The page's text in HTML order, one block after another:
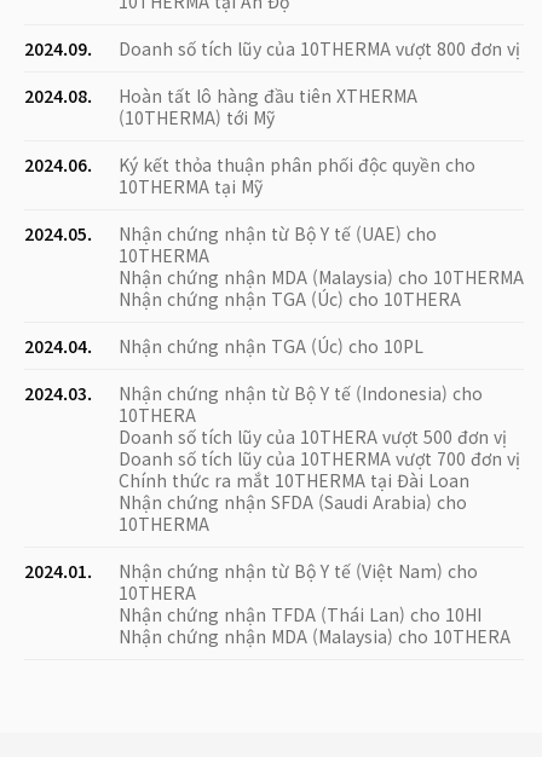
2024.09.
Doanh số tích lũy của 10THERMA vượt 800 đơn vị
2024.08.
Hoàn tất lô hàng đầu tiên XTHERMA
(10THERMA) tới Mỹ
2024.06.
Ký kết thỏa thuận phân phối độc quyền cho
10THERMA tại Mỹ
2024.05.
Nhận chứng nhận từ Bộ Y tế (UAE) cho
10THERMA
Nhận chứng nhận MDA (Malaysia) cho 10THERMA
Nhận chứng nhận TGA (Úc) cho 10THERA
2024.04.
Nhận chứng nhận TGA (Úc) cho 10PL
2024.03.
Nhận chứng nhận từ Bộ Y tế (Indonesia) cho
10THERA
Doanh số tích lũy của 10THERA vượt 500 đơn vị
Doanh số tích lũy của 10THERMA vượt 700 đơn vị
Chính thức ra mắt 10THERMA tại Đài Loan
Nhận chứng nhận SFDA (Saudi Arabia) cho
10THERMA
2024.01.
Nhận chứng nhận từ Bộ Y tế (Việt Nam) cho
10THERA
Nhận chứng nhận TFDA (Thái Lan) cho 10HI
Nhận chứng nhận MDA (Malaysia) cho 10THERA